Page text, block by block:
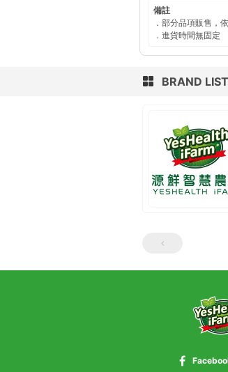
備註
．部分品項販售，
．進貨時間無固定
BRAND LIST